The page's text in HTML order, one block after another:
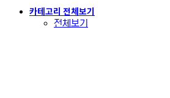
카테고리 전체보기
전체보기